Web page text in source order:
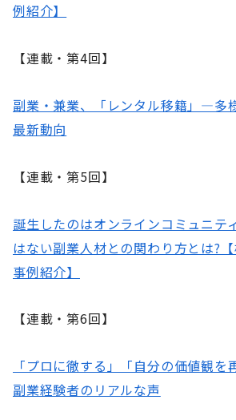
例紹介】
【連載・第4回】
副業・兼業、「レンタル移籍」―多
最新動向
【連載・第5回】
誕生したのはオンラインコミュニテ
はない副業人材との関わり方とは?
事例紹介】
【連載・第6回】
「プロに徹する」「自分の価値観
副業経験者のリアルな声